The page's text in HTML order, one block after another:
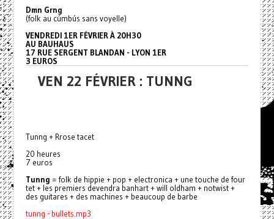
Dmn Grng
(folk au cúmbús sans voyelle)
VENDREDI 1ER FÉVRIER À 20H30
AU BAUHAUS
17 RUE SERGENT BLANDAN - LYON 1ER
3 EUROS
VEN 22 FÉVRIER : TUNNG
Tunng + Rrose tacet
20 heures
7 euros
Tunng = folk de hippie + pop + electronica + une touche de four
tet + les premiers devendra banhart + will oldham + notwist +
des guitares + des machines + beaucoup de barbe
tunng - bullets.mp3